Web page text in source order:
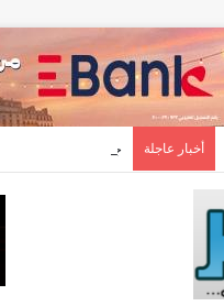
أخبار عاجلة